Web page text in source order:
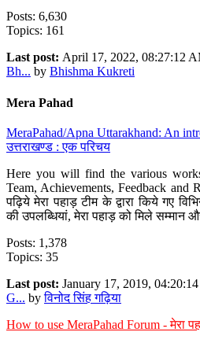
Posts: 6,630
Topics: 161
Last post: April 17, 2022, 08:27:12
Bh... by Bhishma Kukreti
Mera Pahad
MeraPahad/Apna Uttarakhand: An
उत्तराखण्ड : एक परिचय
Here you will find the various
Team, Achievements, Feedback and
पढ़िये मेरा पहाड़ टीम के द्वारा किये गए
की उपलब्धियां, मेरा पहाड़ को मिले सम्मान
Posts: 1,378
Topics: 35
Last post: January 17, 2019,
G... byविनोद सिंह गढ़िया
How to use MeraPahad Forum - मेरा